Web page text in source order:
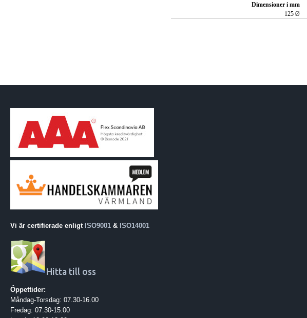
Dimensioner i mm
125 Ø
Vi är certifierade enligt ISO9001 & ISO14001
Hitta till oss
Öppettider:
Måndag-Torsdag: 07.30-16.00
Fredag: 07.30-15.00